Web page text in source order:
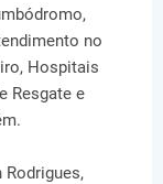
no
Hospitais
Resgate e
Rodrigues,